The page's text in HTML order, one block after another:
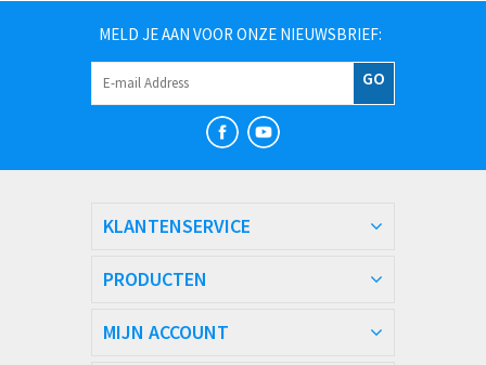
MELD JE AAN VOOR ONZE NIEUWSBRIEF:
GO
KLANTENSERVICE
PRODUCTEN
MIJN ACCOUNT